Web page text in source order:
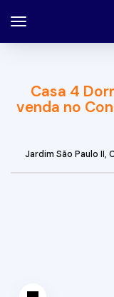
Casa 4
venda no
Jardim São Paulo II,